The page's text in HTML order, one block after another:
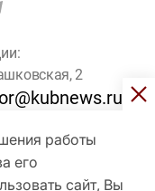
работы
его
сайт, Вы
2
16 лет
2017